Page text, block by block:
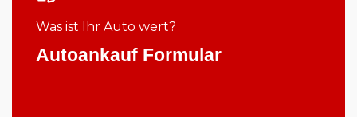
Was ist Ihr Auto wert?
Autoankauf Formular